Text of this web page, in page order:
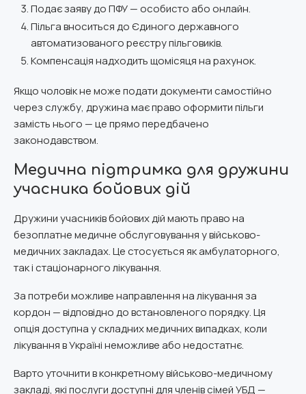
Подає заяву до ПФУ — особисто або онлайн.
Пільга вноситься до Єдиного державного
автоматизованого реєстру пільговиків.
Компенсація надходить щомісяця на рахунок.
Якщо чоловік не може подати документи самостійно
через службу, дружина має право оформити пільги
замість нього — це прямо передбачено
законодавством.
Медична підтримка для дружини
учасника бойових дій
Дружини учасників бойових дій мають право на
безоплатне медичне обслуговування у військово-
медичних закладах. Це стосується як амбулаторного,
так і стаціонарного лікування.
За потреби можливе направлення на лікування за
кордон — відповідно до встановленого порядку. Ця
опція доступна у складних медичних випадках, коли
лікування в Україні неможливе або недостатнє.
Варто уточнити в конкретному військово-медичному
закладі, які послуги доступні для членів сімей УБД —